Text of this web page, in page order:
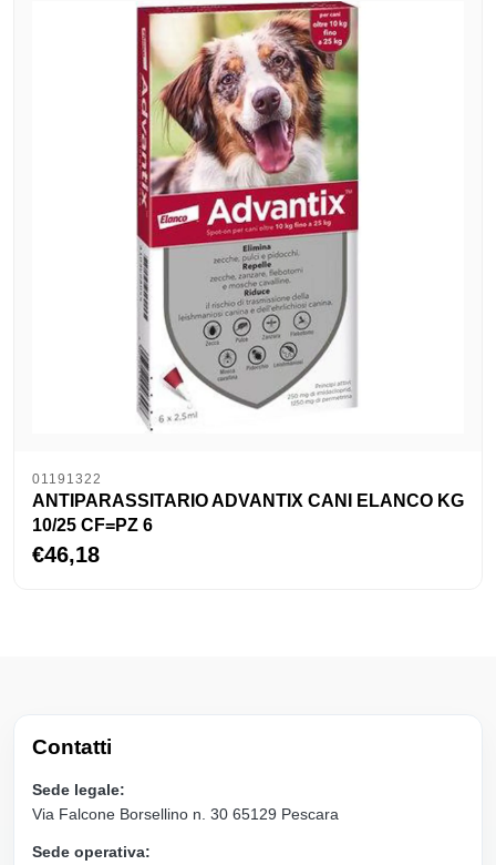
01191322
ANTIPARASSITARIO ADVANTIX CANI ELANCO KG
10/25 CF=PZ 6
€46,18
Contatti
Sede legale:
Via Falcone Borsellino n. 30 65129 Pescara
Sede operativa: